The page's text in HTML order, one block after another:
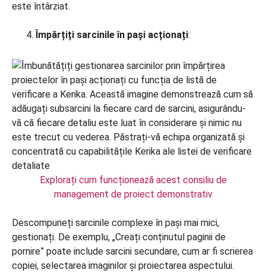
este întârziat.
Împărțiți sarcinile în pași acționați:
Explorați cum funcționează acest consiliu de
management de proiect demonstrativ
Descompuneți sarcinile complexe în pași mai mici,
gestionați. De exemplu, „Creați conținutul paginii de
pornire” poate include sarcini secundare, cum ar fi scrierea
copiei, selectarea imaginilor și proiectarea aspectului.